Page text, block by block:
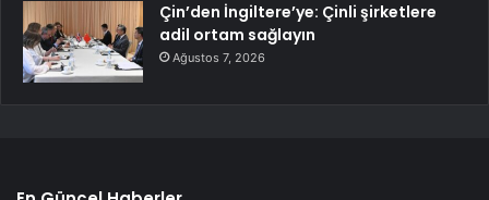
Çin’den İngiltere’ye: Çinli şirketlere
adil ortam sağlayın
Ağustos 7, 2026